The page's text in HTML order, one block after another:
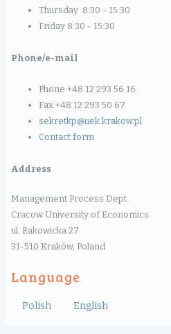
Thursday 8:30 - 15:30
Friday 8:30 - 15:30
Phone/e-mail
Phone +48 12 293 56 16
Fax +48 12 293 50 67
sekretkp@uek.krakow.pl
Contact form
Address
Management Process Dept.
Cracow University of Economics
ul. Rakowicka 27
31-510 Kraków, Poland
Language
Polish English